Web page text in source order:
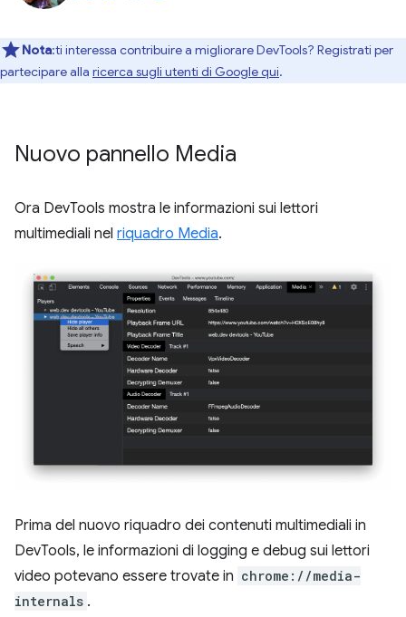
Nota:ti interessa contribuire a migliorare DevTools? Registrati per
partecipare alla ricerca sugli utenti di Google qui.
Nuovo pannello Media
Ora DevTools mostra le informazioni sui lettori
multimediali nel riquadro Media.
Prima del nuovo riquadro dei contenuti multimediali in
DevTools, le informazioni di logging e debug sui lettori
video potevano essere trovate in chrome://media-
internals .